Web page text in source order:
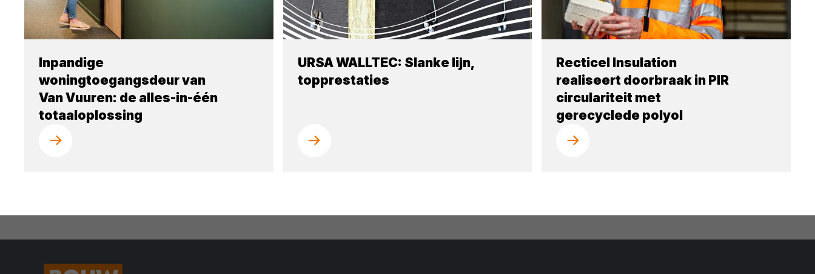
Inpandige
woningtoegangsdeur van
Van Vuuren: de alles-in-één
totaaloplossing
URSA WALLTEC: Slanke lijn,
topprestaties
Recticel Insulation
realiseert doorbraak in PIR
circulariteit met
gerecyclede polyol